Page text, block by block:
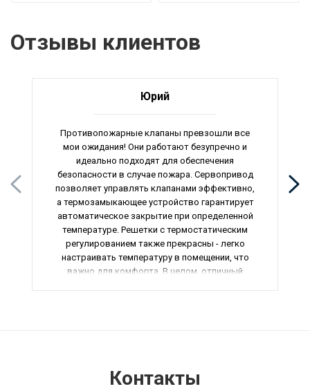
Отзывы клиентов
Юрий
Противопожарные клапаны превзошли все
мои ожидания! Они работают безупречно и
идеально подходят для обеспечения
безопасности в случае пожара. Сервопривод
позволяет управлять клапанами эффективно,
а термозамыкающее устройство гарантирует
автоматическое закрытие при определенной
температуре. Решетки с термостатическим
регулированием также прекрасны - легко
настраивать температуру в помещении, что
важно для комфорта. В целом, отличный
Контакты